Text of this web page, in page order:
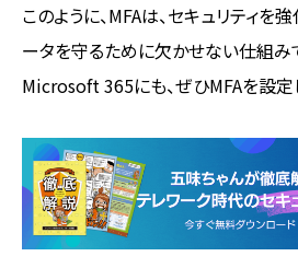
このように、MFAは、セキュリティを
ータを守るために欠かせない仕組み
Microsoft 365にも、ぜひMFAを設定